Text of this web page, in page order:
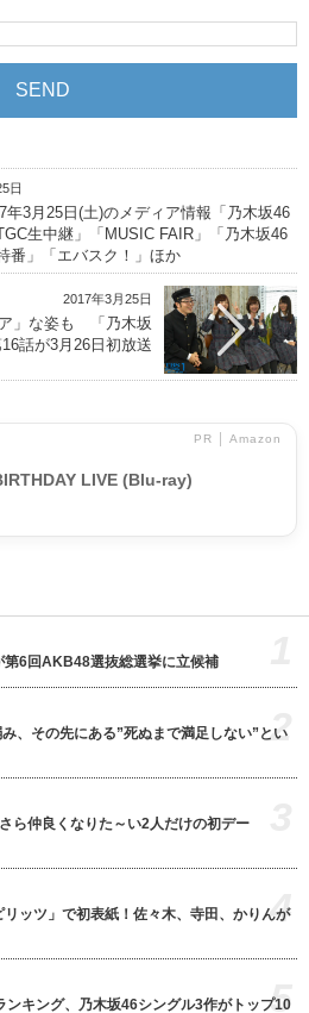
日
年3月25日(土)のメディア情報「乃木坂46
生中継」「MUSIC FAIR」「乃木坂46
番」「エバスク！」ほか
2017年3月25日
」な姿も 「乃木坂
話が3月26日初放送
PR │ Amazon
LIVE (Blu-ray)
6回AKB48選抜総選挙に立候補
、その先にある”死ぬまで満足しない”とい
2
ら仲良くなりた～い2人だけの初デー
ッツ」で初表紙！佐々木、寺田、かりんが
4
キング、乃木坂46シングル3作がトップ10
5